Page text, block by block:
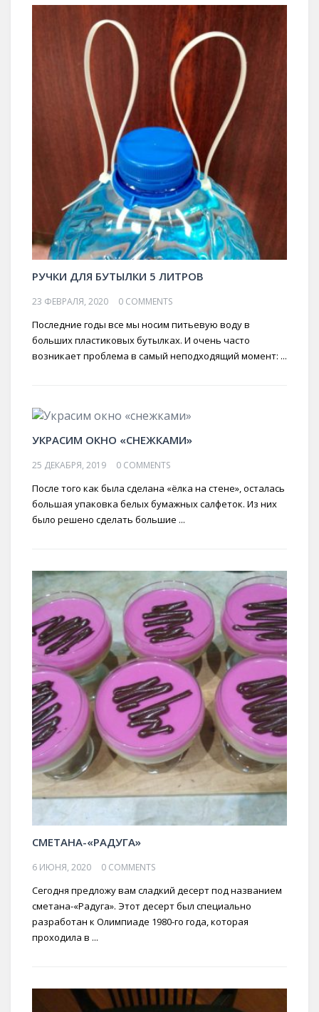
РУЧКИ ДЛЯ БУТЫЛКИ 5 ЛИТРОВ
23 ФЕВРАЛЯ, 2020 0 COMMENTS
Последние годы все мы носим питьевую воду в
больших пластиковых бутылках. И очень часто
возникает проблема в самый неподходящий момент: ...
УКРАСИМ ОКНО «СНЕЖКАМИ»
25 ДЕКАБРЯ, 2019 0 COMMENTS
После того как была сделана «ёлка на стене», осталась
большая упаковка белых бумажных салфеток. Из них
было решено сделать большие ...
СМЕТАНА-«РАДУГА»
6 ИЮНЯ, 2020 0 COMMENTS
Сегодня предложу вам сладкий десерт под названием
сметана-«Радуга». Этот десерт был специально
разработан к Олимпиаде 1980-го года, которая
проходила в ...